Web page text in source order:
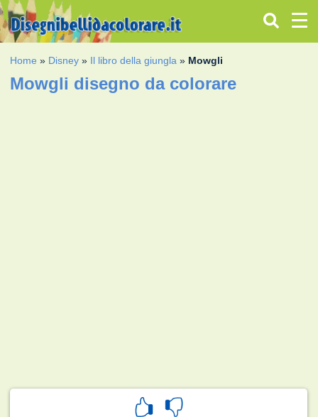
Home » Disney » Il libro della giungla » Mowgli
Mowgli disegno da colorare